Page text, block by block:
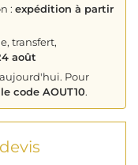
: expédition à partir
transfert,
août
Pour
code AOUT10.